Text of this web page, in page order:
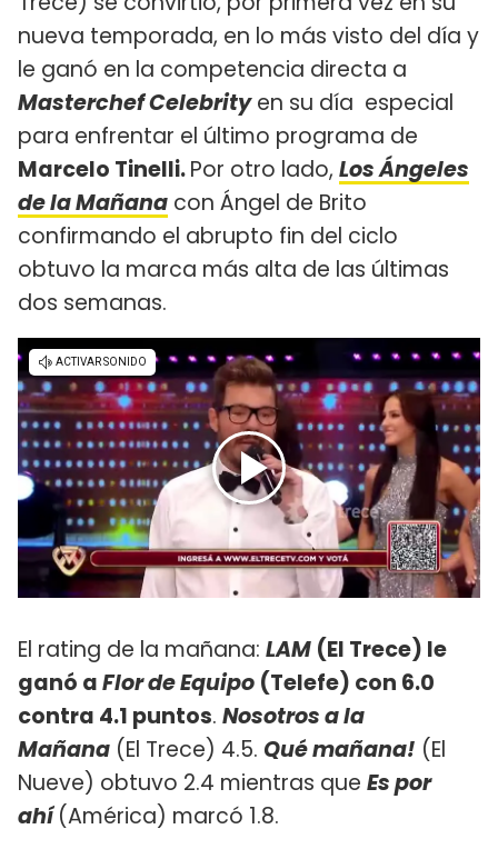
nueva temporada, en lo más visto del día y
le ganó en la competencia directa a
Masterchef Celebrityen su día especial
para enfrentar el último programa de
Marcelo Tinelli.Por otro lado, Los Ángeles
de la Mañana con Ángel de Brito
confirmando el abrupto fin del ciclo
obtuvo la marca más alta de las últimas
dos semanas.
El rating de la mañana: LAM (El Trece) le
ganó aFlor de Equipo (Telefe) con 6.0
contra 4.1 puntos. Nosotros a la
Mañana (El Trece) 4.5. Qué mañana! (El
Nueve) obtuvo 2.4 mientras que Es por
ahí (América) marcó 1.8.